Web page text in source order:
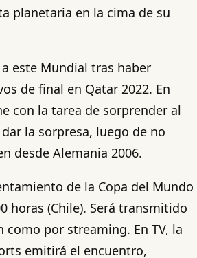
planetaria en la cima de su
este Mundial tras haber
de final en Qatar 2022. En
con la tarea de sorprender al
la sorpresa, luego de no
desde Alemania 2006.
de la Copa del Mundo
horas (Chile). Será transmitido
por streaming. En TV, la
emitirá el encuentro,